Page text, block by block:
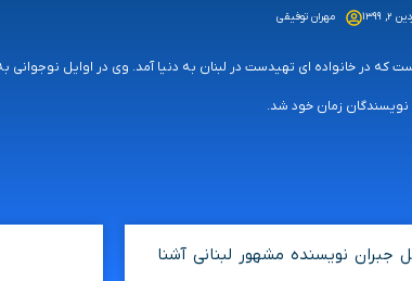
۱۳۹۹ مهران توفیقی
که در خانواده ای تهیدست در لبنان به دنیا آمد. وی در اوایل
نویسندگان زمان خود شد.
نویسنده مشهور لبنانی آشنا